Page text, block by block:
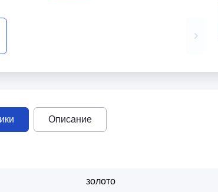
Описание
золото